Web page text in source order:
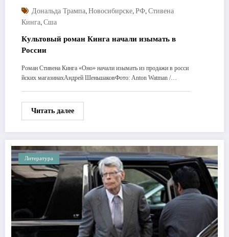
Дональда Трампа, Новосибирске, РФ, Стивена
Кинга, Сша
Культовый роман Кинга начали изымать в
России
Роман Стивена Кинга «Оно» начали изымать из продажи в росси
йских магазинахАндрей ШеньшаковФото: Anton Watman /…
Читать далее
Литература